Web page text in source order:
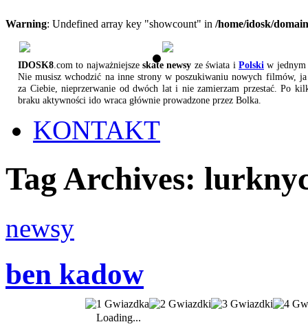
Warning: Undefined array key "showcount" in /home/idosk/
IDOSK8 .com to najważniejszeskate newsy ze świata i Polski w jednym
Nie musisz wchodzić na inne strony w poszukiwaniu nowych filmów,
za Ciebie, nieprzerwanie od dwóch lat i nie zamierzam przestać. Po
braku aktywności ido wraca głównie prowadzone przez Bolka.
KONTAKT
Tag Archives:
newsy
ben kadow
Loading...